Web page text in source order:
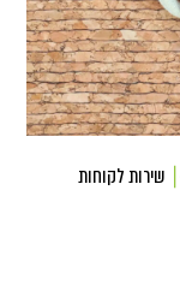
שירות לקוחות